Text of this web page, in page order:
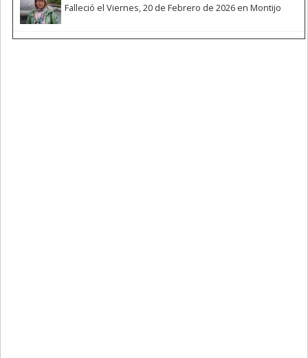
Falleció el Viernes, 20 de Febrero de 2026 en Montijo